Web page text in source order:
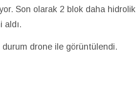
Son olarak 2 blok daha hidrolik
aldı.
durum drone ile görüntülendi.